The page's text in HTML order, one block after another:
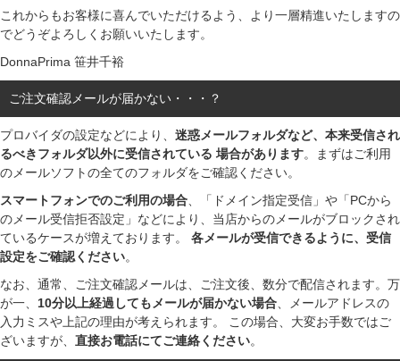
これからもお客様に喜んでいただけるよう、より一層精進いたしますの
でどうぞよろしくお願いいたします。
DonnaPrima 笹井千裕
ご注文確認メールが届かない・・・？
プロバイダの設定などにより、 迷惑メールフォルダなど、本来受信され
るべきフォルダ以外に受信されている 場合があります。まずはご利用
のメールソフトの全てのフォルダをご確認ください。
スマートフォンでのご利用の場合 、「ドメイン指定受信」や「PCから
のメール受信拒否設定」などにより、当店からのメールがブロックされ
ているケースが増えております。 各メールが受信できるように、受信
設定をご確認ください。
なお、通常、ご注文確認メールは、ご注文後、数分で配信されます。万
が一、 10分以上経過してもメールが届かない場合 、メールアドレスの
入力ミスや上記の理由が考えられます。 この場合、大変お手数ではご
ざいますが、 直接お電話にてご連絡ください。